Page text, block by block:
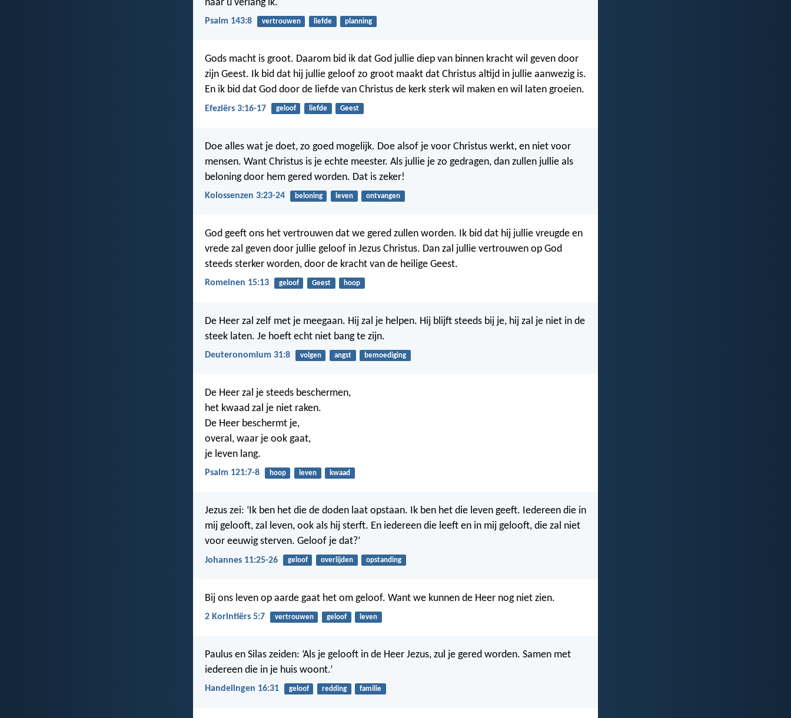
naar u verlang ik.
Psalm 143:8 vertrouwen liefde planning
Gods macht is groot. Daarom bid ik dat God jullie diep van binnen kracht wil geven door
zijn Geest. Ik bid dat hij jullie geloof zo groot maakt dat Christus altijd in jullie aanwezig is.
En ik bid dat God door de liefde van Christus de kerk sterk wil maken en wil laten groeien.
Efeziërs 3:16-17 geloof liefde Geest
Doe alles wat je doet, zo goed mogelijk. Doe alsof je voor Christus werkt, en niet voor
mensen. Want Christus is je echte meester. Als jullie je zo gedragen, dan zullen jullie als
beloning door hem gered worden. Dat is zeker!
Kolossenzen 3:23-24 beloning leven ontvangen
God geeft ons het vertrouwen dat we gered zullen worden. Ik bid dat hij jullie vreugde en
vrede zal geven door jullie geloof in Jezus Christus. Dan zal jullie vertrouwen op God
steeds sterker worden, door de kracht van de heilige Geest.
Romeinen 15:13 geloof Geest hoop
De Heer zal zelf met je meegaan. Hij zal je helpen. Hij blijft steeds bij je, hij zal je niet in de
steek laten. Je hoeft echt niet bang te zijn.
Deuteronomium 31:8 volgen angst bemoediging
De Heer zal je steeds beschermen,
het kwaad zal je niet raken.
De Heer beschermt je,
overal, waar je ook gaat,
je leven lang.
Psalm 121:7-8 hoop leven kwaad
Jezus zei: ‘Ik ben het die de doden laat opstaan. Ik ben het die leven geeft. Iedereen die in
mij gelooft, zal leven, ook als hij sterft. En iedereen die leeft en in mij gelooft, die zal niet
voor eeuwig sterven. Geloof je dat?’
Johannes 11:25-26 geloof overlijden opstanding
Bij ons leven op aarde gaat het om geloof. Want we kunnen de Heer nog niet zien.
2 Korintiërs 5:7 vertrouwen geloof leven
Paulus en Silas zeiden: ‘Als je gelooft in de Heer Jezus, zul je gered worden. Samen met
iedereen die in je huis woont.’
Handelingen 16:31 geloof redding familie